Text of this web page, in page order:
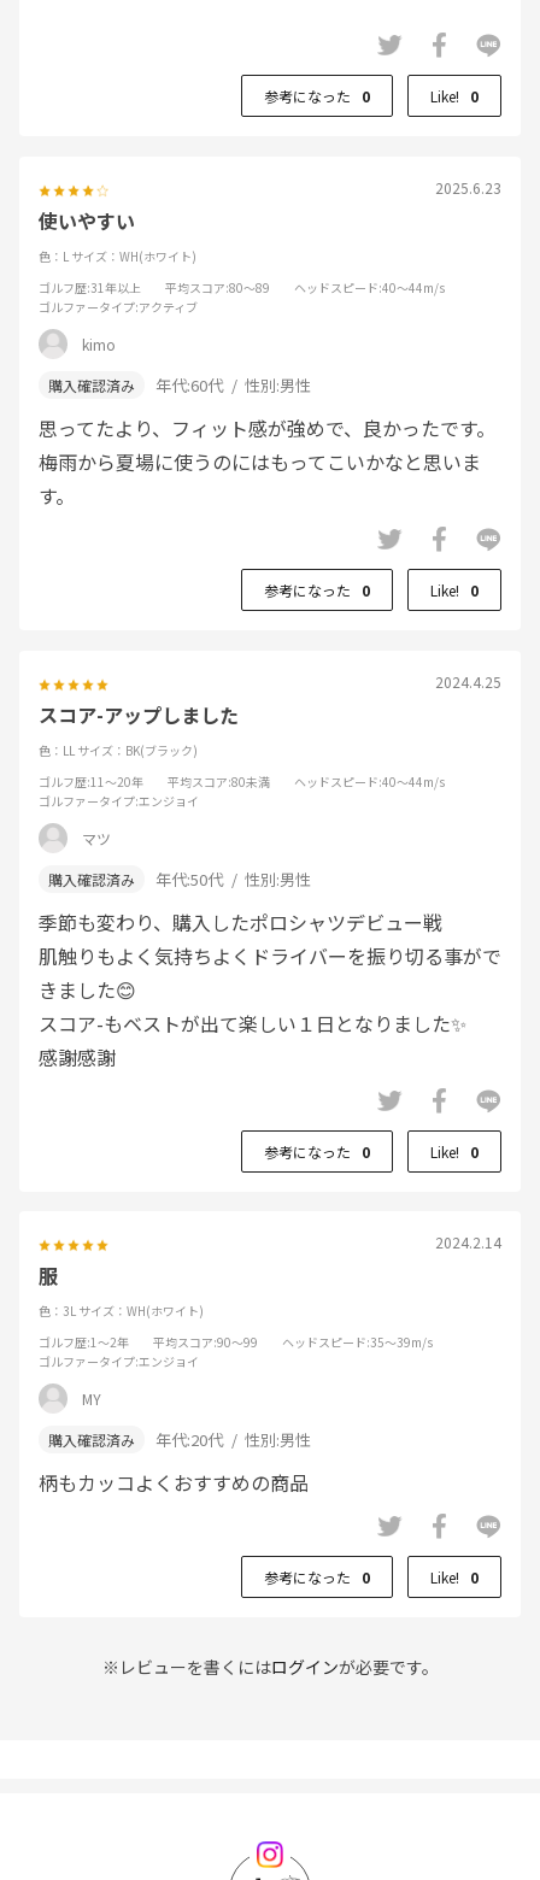
参考になった 0 Like! 0
2025.6.23
使いやすい
色：L サイズ：WH(ホワイト)
ゴルフ歴:31年以上 平均スコア:80～89 ヘッドスピード:40～44m/s
ゴルファータイプ:アクティブ
kimo
年代:60代 性別:男性
思ってたより、フィット感が強めで、良かったです。
梅雨から夏場に使うのにはもってこいかなと思いま
す。
参考になった 0 Like! 0
2024.4.25
スコア-アップしました
色：LL サイズ：BK(ブラック)
ゴルフ歴:11～20年 平均スコア:80未満 ヘッドスピード:40～44m/s
ゴルファータイプ:エンジョイ
マツ
年代:50代 性別:男性
季節も変わり、購入したポロシャツデビュー戦
肌触りもよく気持ちよくドライバーを振り切る事がで
きました😊
スコア-もベストが出て楽しい１日となりました✨
感謝感謝
参考になった 0 Like! 0
2024.2.14
服
色：3L サイズ：WH(ホワイト)
ゴルフ歴:1～2年 平均スコア:90～99 ヘッドスピード:35～39m/s
ゴルファータイプ:エンジョイ
MY
年代:20代 性別:男性
柄もカッコよくおすすめの商品
参考になった 0 Like! 0
※レビューを書くにはログインが必要です。